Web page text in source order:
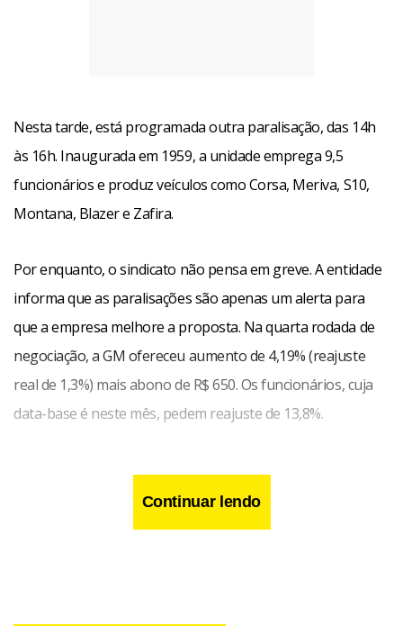
Nesta tarde, está programada outra paralisação, das 14h
às 16h. Inaugurada em 1959, a unidade emprega 9,5
funcionários e produz veículos como Corsa, Meriva, S10,
Montana, Blazer e Zafira.
Por enquanto, o sindicato não pensa em greve. A entidade
informa que as paralisações são apenas um alerta para
que a empresa melhore a proposta. Na quarta rodada de
negociação, a GM ofereceu aumento de 4,19% (reajuste
real de 1,3%) mais abono de R$ 650. Os funcionários, cuja
data-base é neste mês, pedem reajuste de 13,8%.
Continuar lendo